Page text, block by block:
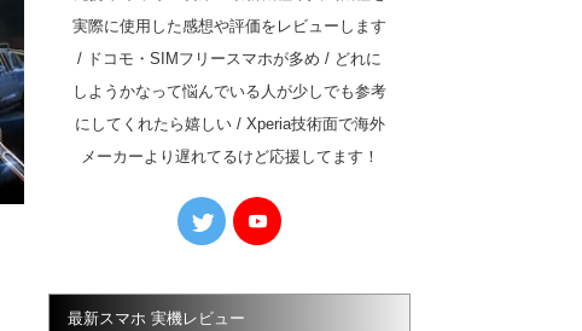
実際に使用した感想や評価をレビューします
/ ドコモ・SIMフリースマホが多め / どれに
しようかなって悩んでいる人が少しでも参考
にしてくれたら嬉しい / Xperia技術面で海外
メーカーより遅れてるけど応援してます！
最新スマホ 実機レビュー